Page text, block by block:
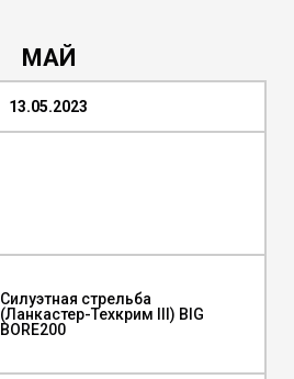
МАЙ
13.05.2023
Силуэтная стрельба
(Ланкастер-Техкрим III) BIG
BORE200